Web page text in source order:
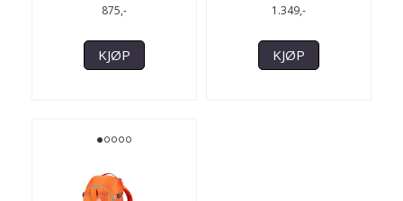
875,-
KJØP
1.349,-
KJØP